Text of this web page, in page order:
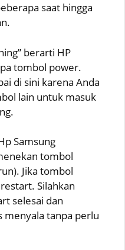
saat hingga
berarti HP
tombol power.
di sini karena Anda
lain untuk masuk
Samsung
tombol
Jika tombol
Silahkan
selesai dan
tanpa perlu